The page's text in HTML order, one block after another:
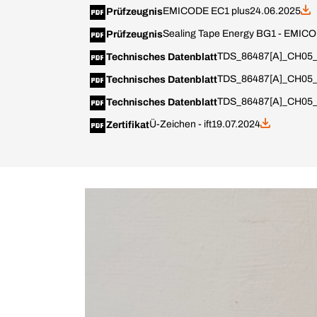
PrüfzeugnisEMICODE EC1 plus24.06.2025
PrüfzeugnisSealing Tape Energy BG1 -
Technisches Datenblatt
Technisches Datenblatt
Technisches Datenblatt
ZertifikatÜ-Zeichen - ift19.07.2024